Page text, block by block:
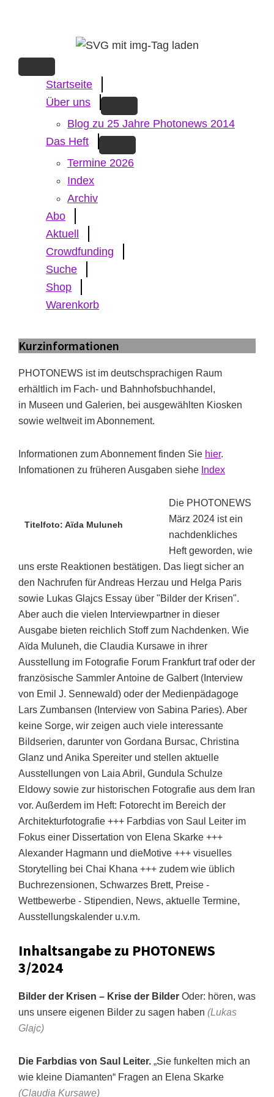
content
Startseite
Über uns
Blog zu 25 Jahre Photonews 2014
Das Heft
Termine 2026
Index
Archiv
Abo
Aktuell
Crowdfunding
Suche
Shop
Warenkorb
Kurzinformationen
PHOTONEWS ist im deutschsprachigen Raum
erhältlich im Fach- und Bahnhofsbuchhandel,
in Museen und Galerien, bei ausgewählten Kiosken
sowie weltweit im Abonnement.
Informationen zum Abonnement finden Sie hier.
Infomationen zu früheren Ausgaben siehe Index
Titelfoto: Aïda Muluneh
Die PHOTONEWS
März 2024 ist ein
nachdenkliches
Heft geworden, wie
uns erste Reaktionen bestätigen. Das liegt sicher an
den Nachrufen für Andreas Herzau und Helga Paris
sowie Lukas Glajcs Essay über "Bilder der Krisen".
Aber auch die vielen Interviewpartner in dieser
Ausgabe bieten reichlich Stoff zum Nachdenken. Wie
Aïda Muluneh, die Claudia Kursawe in ihrer
Ausstellung im Fotografie Forum Frankfurt traf oder der
französische Sammler Antoine de Galbert (Interview
von Emil J. Sennewald) oder der Medienpädagoge
Lars Zumbansen (Interview von Sabina Paries). Aber
keine Sorge, wir zeigen auch viele interessante
Bildserien, darunter von Gordana Bursac, Christina
Glanz und Anika Spereiter und stellen aktuelle
Ausstellungen von Laia Abril, Gundula Schulze
Eldowy sowie zur historischen Fotografie aus dem Iran
vor. Außerdem im Heft: Fotorecht im Bereich der
Architekturfotografie +++ Farbdias von Saul Leiter im
Fokus einer Dissertation von Elena Skarke +++
Alexander Hagmann und dieMotive +++ visuelles
Storytelling bei Chai Khana +++ zudem wie üblich
Buchrezensionen, Schwarzes Brett, Preise -
Wettbewerbe - Stipendien, News, aktuelle Termine,
Ausstellungskalender u.v.m.
Inhaltsangabe zu PHOTONEWS
3/2024
Bilder der Krisen – Krise der Bilder Oder: hören, was
uns unsere eigenen Bilder zu sagen haben (Lukas
Glajc)
Die Farbdias von Saul Leiter. „Sie funkelten mich an
wie kleine Diamanten“ Fragen an Elena Skarke
(Claudia Kursawe)